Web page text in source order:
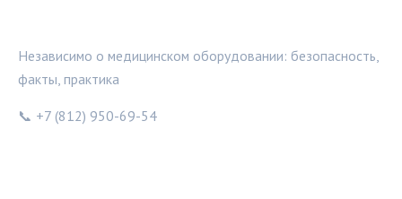
Независимо о медицинском оборудовании: безопасность,
факты, практика
📞 +7 (812) 950-69-54